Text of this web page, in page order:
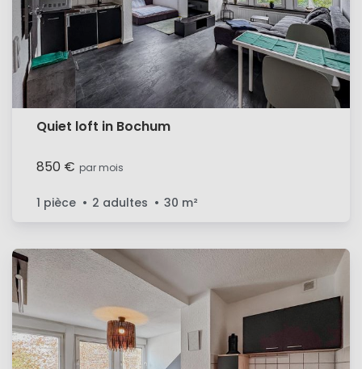
Quiet loft in Bochum
850 € par mois
1 pièce 2 adultes 30 m²